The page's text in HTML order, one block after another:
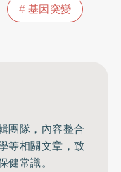
基因突變
團隊，內容整合
等相關文章，致
常識。